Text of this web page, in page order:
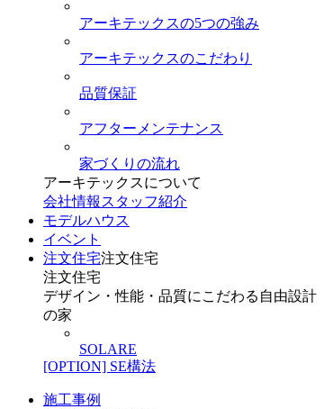
アーキテックスの5つの強み
アーキテックスのこだわり
品質保証
アフターメンテナンス
家づくりの流れ
アーキテックスについて
会社情報 スタッフ紹介
モデルハウス
イベント
注文住宅注文住宅
注文住宅
デザイン・性能・品質にこだわる自由設計
の家
SOLARE
[OPTION] SE構法
施工事例